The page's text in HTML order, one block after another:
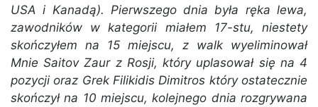
USA i Kanadą). Pierwszego dnia była ręka lewa,
zawodników w kategorii miałem 17-stu, niestety
skończyłem na 15 miejscu, z walk wyeliminował
Mnie Saitov Zaur z Rosji, który uplasował się na 4
pozycji oraz Grek Filikidis Dimitros który ostatecznie
skończył na 10 miejscu, kolejnego dnia rozgrywana